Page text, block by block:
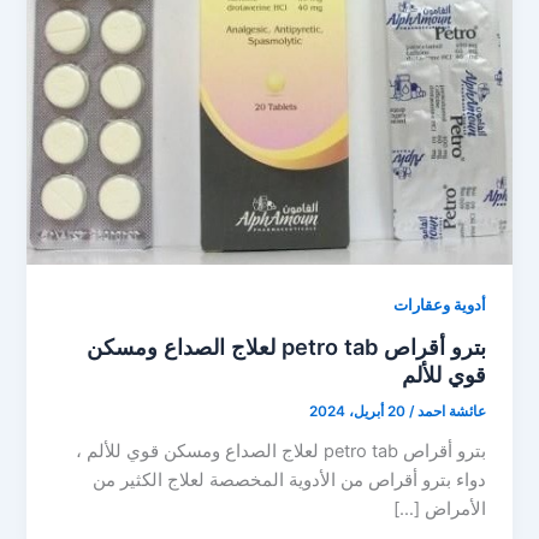
أدوية وعقارات
بترو أقراص petro tab لعلاج الصداع ومسكن
قوي للألم
عائشة احمد/20 أبريل، 2024
بترو أقراص petro tab لعلاج الصداع ومسكن قوي للألم ،
دواء بترو أقراص من الأدوية المخصصة لعلاج الكثير من
الأمراض […]